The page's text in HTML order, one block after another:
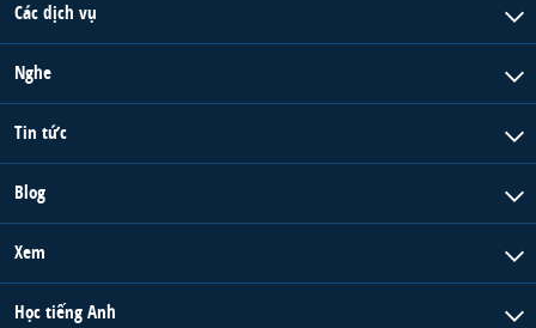
Các dịch vụ
Nghe
Tin tức
Blog
Xem
Học tiếng Anh